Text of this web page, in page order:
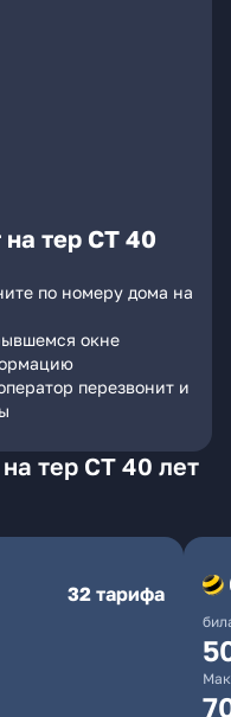
тер СТ 40
по номеру дома на
окне
перезвонит и
тер СТ 40 лет
32 тарифа